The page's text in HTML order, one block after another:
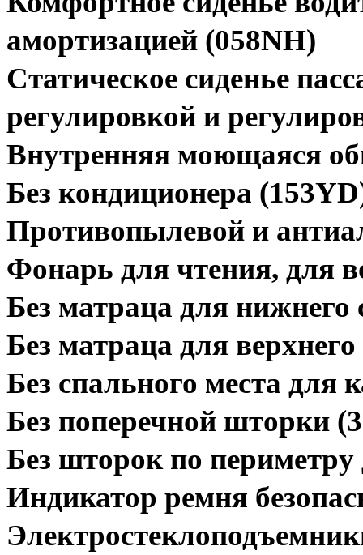
амортизацией (058NH)
Статическое сиденье
регулировкой и
Внутренняя моющаяся
Без кондиционера
Противопылевой и
Фонарь для чтения, для
Без матраца для нижнего
Без матраца для
Без спального места
Без поперечной шторки
Без шторок по
Индикатор ремня